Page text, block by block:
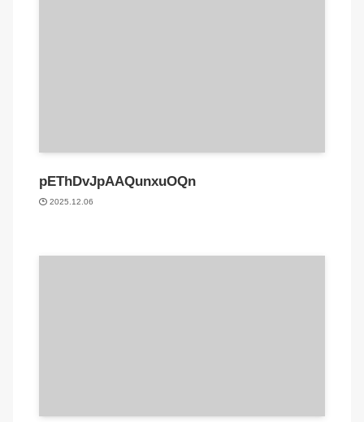
pEThDvJpAAQunxuOQn
2025.12.06